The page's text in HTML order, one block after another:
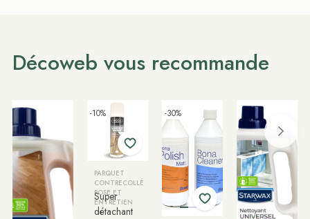
Décoweb vous recommande
-10%
PARQUET
CONTRECOLLÉ
POSE ET
ENTRETIEN
Super
détachant
-30%